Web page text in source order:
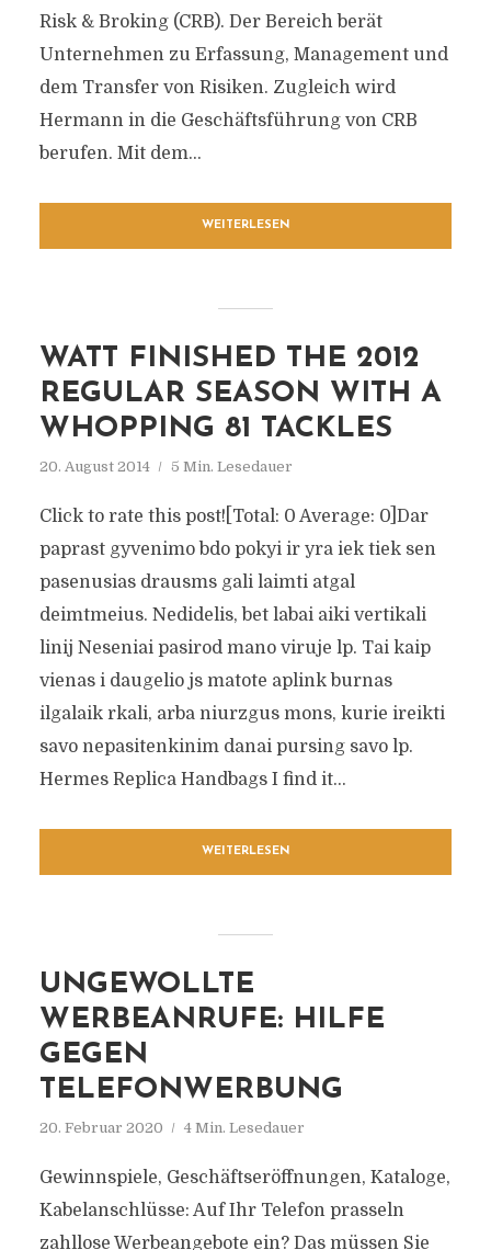
Risk & Broking (CRB). Der Bereich berät
Unternehmen zu Erfassung, Management und
dem Transfer von Risiken. Zugleich wird
Hermann in die Geschäftsführung von CRB
berufen. Mit dem...
WEITERLESEN
WATT FINISHED THE 2012
REGULAR SEASON WITH A
WHOPPING 81 TACKLES
20. August 2014 5 Min. Lesedauer
Click to rate this post![Total: 0 Average: 0]Dar
paprast gyvenimo bdo pokyi ir yra iek tiek sen
pasenusias drausms gali laimti atgal
deimtmeius. Nedidelis, bet labai aiki vertikali
linij Neseniai pasirod mano viruje lp. Tai kaip
vienas i daugelio js matote aplink burnas
ilgalaik rkali, arba niurzgus mons, kurie ireikti
savo nepasitenkinim danai pursing savo lp.
Hermes Replica Handbags I find it...
WEITERLESEN
UNGEWOLLTE
WERBEANRUFE: HILFE
GEGEN
TELEFONWERBUNG
20. Februar 2020 4 Min. Lesedauer
Gewinnspiele, Geschäftseröffnungen, Kataloge,
Kabelanschlüsse: Auf Ihr Telefon prasseln
zahllose Werbeangebote ein? Das müssen Sie